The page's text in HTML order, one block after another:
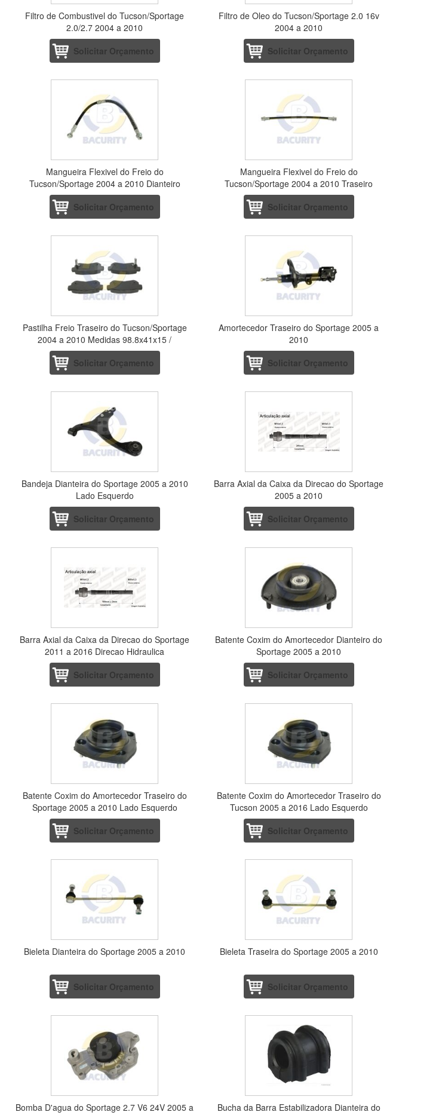
Filtro de Combustivel do Tucson/Sportage
2.0/2.7 2004 a 2010
Solicitar Orçamento
Filtro de Oleo do Tucson/Sportage 2.0 16v
2004 a 2010
Solicitar Orçamento
Mangueira Flexivel do Freio do
Tucson/Sportage 2004 a 2010 Dianteiro
Solicitar Orçamento
Mangueira Flexivel do Freio do
Tucson/Sportage 2004 a 2010 Traseiro
Solicitar Orçamento
Pastilha Freio Traseiro do Tucson/Sportage
2004 a 2010 Medidas 98.8x41x15 /
98.8x41x15.6 Mm
Solicitar Orçamento
Amortecedor Traseiro do Sportage 2005 a
2010
Solicitar Orçamento
Bandeja Dianteira do Sportage 2005 a 2010
Lado Esquerdo
Solicitar Orçamento
Barra Axial da Caixa da Direcao do Sportage
2005 a 2010
Solicitar Orçamento
Barra Axial da Caixa da Direcao do Sportage
2011 a 2016 Direcao Hidraulica
Solicitar Orçamento
Batente Coxim do Amortecedor Dianteiro do
Sportage 2005 a 2010
Solicitar Orçamento
Batente Coxim do Amortecedor Traseiro do
Sportage 2005 a 2010 Lado Esquerdo
Solicitar Orçamento
Batente Coxim do Amortecedor Traseiro do
Tucson 2005 a 2016 Lado Esquerdo
Solicitar Orçamento
Bieleta Dianteira do Sportage 2005 a 2010
Solicitar Orçamento
Bieleta Traseira do Sportage 2005 a 2010
Solicitar Orçamento
Bomba D'agua do Sportage 2.7 V6 24V 2005 a
Bucha da Barra Estabilizadora Dianteira do